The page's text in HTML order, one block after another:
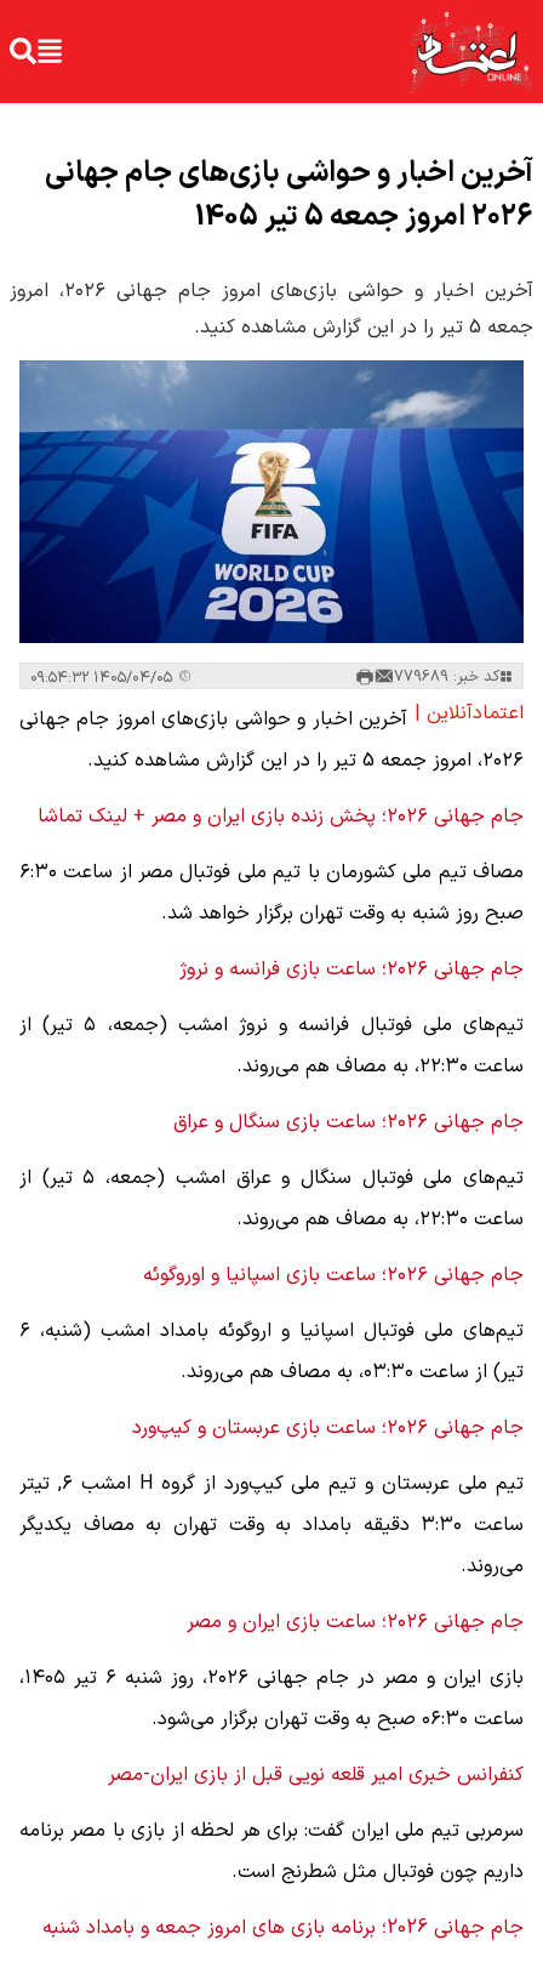
آخرین اخبار و حواشی بازی‌های جام جهانی
۲۰۲۶ امروز جمعه 5 تیر 1405
آخرین اخبار و حواشی بازی‌های امروز جام جهانی ۲۰۲۶، امروز
جمعه 5 تیر را در این گزارش مشاهده کنید.
کد خبر: 779689
اعتمادآنلاین | آخرین اخبار و حواشی بازی‌های امروز جام جهانی
۲۰۲۶، امروز جمعه 5 تیر را در این گزارش مشاهده کنید.
جام جهانی ۲۰۲۶؛ پخش زنده بازی ایران و مصر + لینک تماشا
مصاف تیم ملی کشورمان با تیم ملی فوتبال مصر از ساعت ۶:۳۰
صبح روز شنبه به وقت تهران برگزار خواهد شد.
جام جهانی ۲۰۲۶؛ ساعت بازی فرانسه و نروژ
تیم‌های ملی فوتبال فرانسه و نروژ امشب (جمعه، ۵ تیر) از
ساعت ۲۲:۳۰، به مصاف هم می‌روند.
جام جهانی ۲۰۲۶؛ ساعت بازی سنگال و عراق
تیم‌های ملی فوتبال سنگال و عراق امشب (جمعه، ۵ تیر) از
ساعت ۲۲:۳۰، به مصاف هم می‌روند.
جام جهانی ۲۰۲۶؛ ساعت بازی اسپانیا و اوروگوئه
تیم‌های ملی فوتبال اسپانیا و اروگوئه بامداد امشب (شنبه، ۶
تیر) از ساعت ۰۳:۳۰، به مصاف هم می‌روند.
جام جهانی ۲۰۲۶؛ ساعت بازی عربستان و کیپ‌ورد
تیم ملی عربستان و تیم ملی کیپ‌ورد از گروه H امشب ۶, تیتر
ساعت ۳:۳۰ دقیقه بامداد به وقت تهران به مصاف یکدیگر
می‌روند.
جام جهانی ۲۰۲۶؛ ساعت بازی ایران و مصر
بازی ایران و مصر در جام جهانی ۲۰۲۶، روز شنبه ۶ تیر ۱۴۰۵،
ساعت ۰۶:۳۰ صبح به وقت تهران برگزار می‌شود.
کنفرانس خبری امیر قلعه نویی قبل از بازی ایران-مصر
سرمربی تیم ملی ایران گفت: برای هر لحظه از بازی با مصر برنامه
داریم چون فوتبال مثل شطرنج است.
جام جهانی 2026؛ برنامه بازی های امروز جمعه و بامداد شنبه